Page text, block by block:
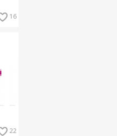
16
22